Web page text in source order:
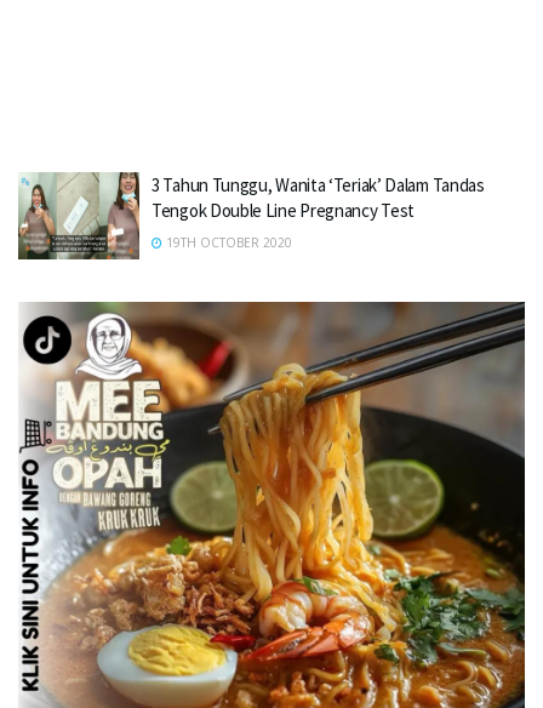
3 Tahun Tunggu, Wanita ‘Teriak’ Dalam Tandas
Tengok Double Line Pregnancy Test
19TH OCTOBER 2020